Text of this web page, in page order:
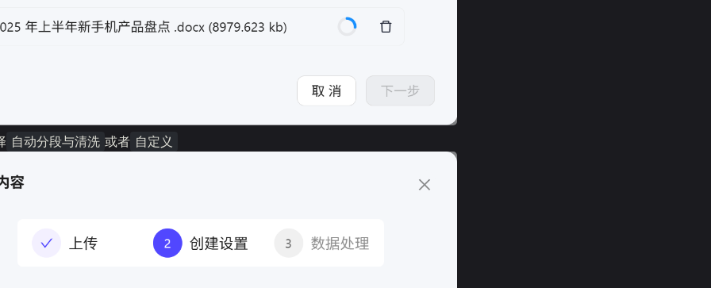
自动分段与清洗 或者 自定义